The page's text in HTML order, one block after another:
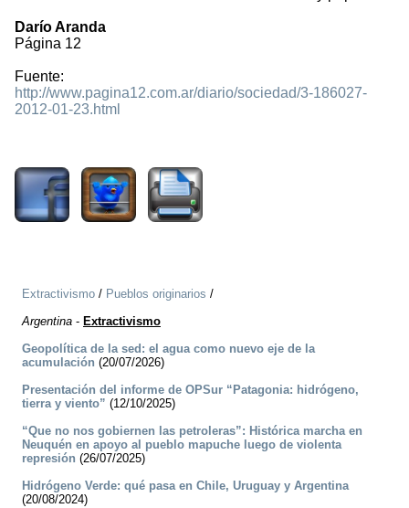
Darío Aranda
Página 12
Fuente:
http://www.pagina12.com.ar/diario/sociedad/3-186027-
2012-01-23.html
Extractivismo / Pueblos originarios /
Argentina - Extractivismo
Geopolítica de la sed: el agua como nuevo eje de la
acumulación (20/07/2026)
Presentación del informe de OPSur “Patagonia: hidrógeno,
tierra y viento” (12/10/2025)
“Que no nos gobiernen las petroleras”: Histórica marcha en
Neuquén en apoyo al pueblo mapuche luego de violenta
represión (26/07/2025)
Hidrógeno Verde: qué pasa en Chile, Uruguay y Argentina
(20/08/2024)